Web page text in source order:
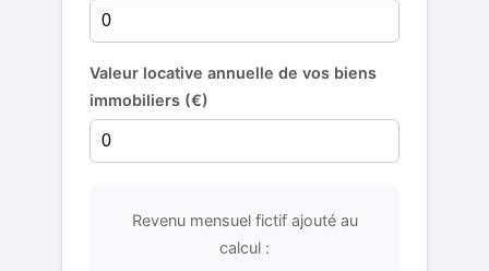
Valeur locative annuelle de vos biens
immobiliers (€)
Revenu mensuel fictif ajouté au
calcul :